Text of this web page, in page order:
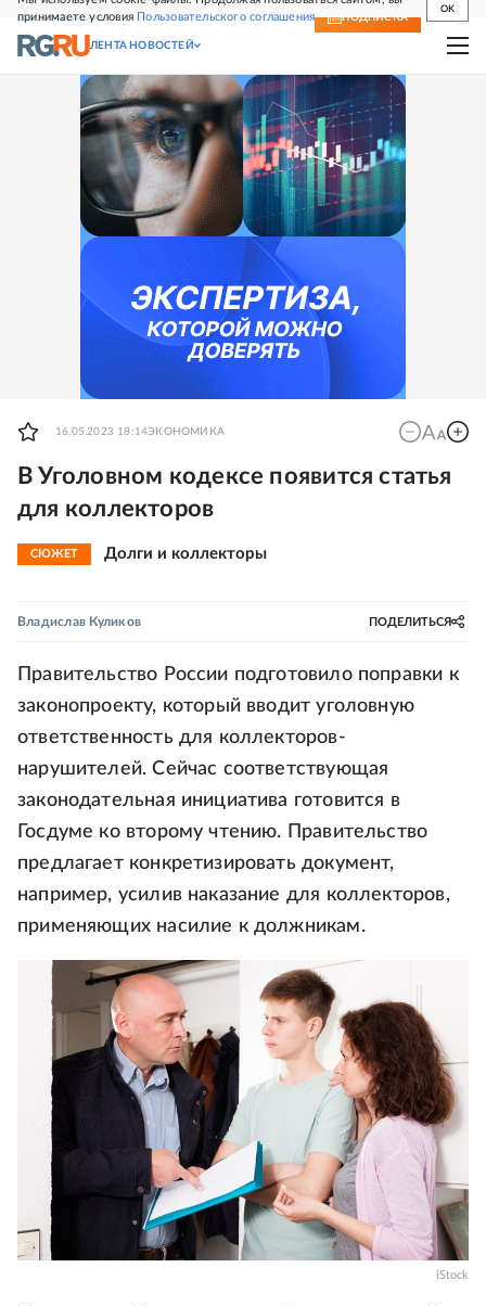
принимаете условия Пользовательского соглашения
OK
СВЕЖИЙ НОМЕР ПОДПИСКА
ЛЕНТА НОВОСТЕЙ
16.05.2023 18:14ЭКОНОМИКА
В Уголовном кодексе появится статья
для коллекторов
СЮЖЕТ Долги и коллекторы
Владислав Куликов ПОДЕЛИТЬСЯ
Правительство России подготовило поправки к
законопроекту, который вводит уголовную
ответственность для коллекторов-
нарушителей. Сейчас соответствующая
законодательная инициатива готовится в
Госдуме ко второму чтению. Правительство
предлагает конкретизировать документ,
например, усилив наказание для коллекторов,
применяющих насилие к должникам.
iStock